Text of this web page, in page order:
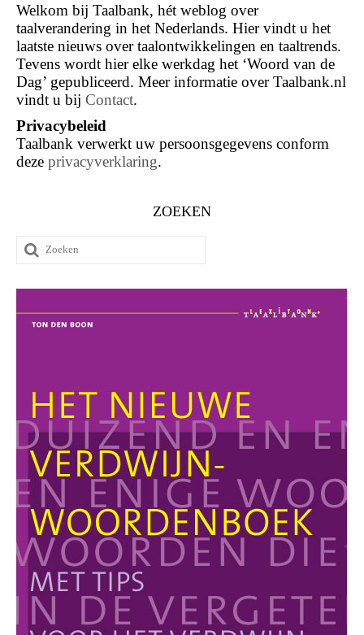
Welkom bij Taalbank, hét weblog over
taalverandering in het Nederlands. Hier vindt u het
laatste nieuws over taalontwikkelingen en taaltrends.
Tevens wordt hier elke werkdag het ‘Woord van de
Dag’ gepubliceerd. Meer informatie over Taalbank.nl
vindt u bij Contact.
Privacybeleid
Taalbank verwerkt uw persoonsgegevens conform
deze privacyverklaring.
ZOEKEN
Zoeken
naar: